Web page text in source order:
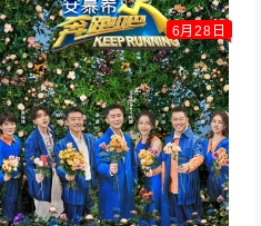
6月28日